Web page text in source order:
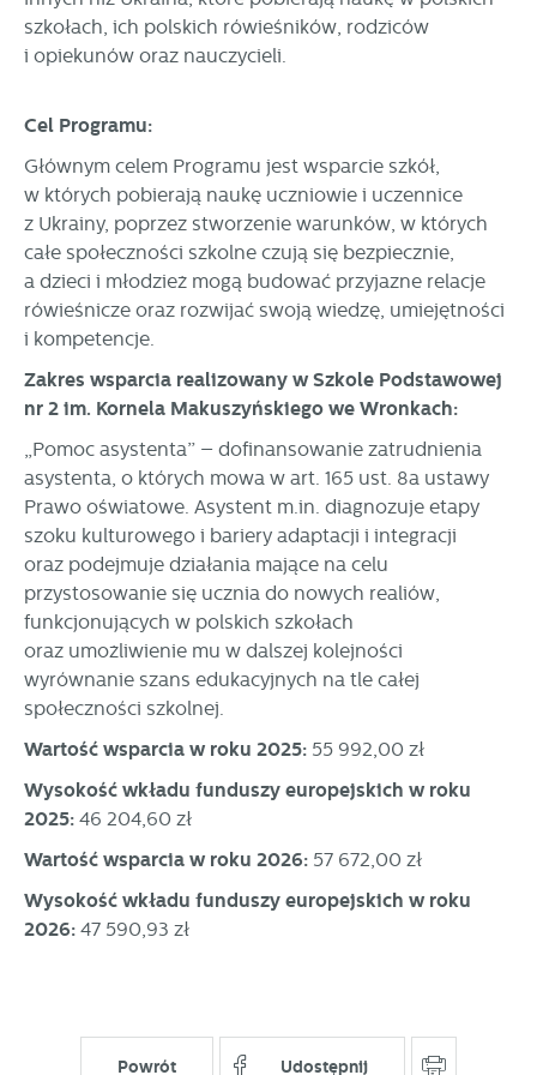
szkołach, ich polskich rówieśników, rodziców
i opiekunów oraz nauczycieli.
Cel Programu:
Głównym celem Programu jest wsparcie szkół,
w których pobierają naukę uczniowie i uczennice
z Ukrainy, poprzez stworzenie warunków, w których
całe społeczności szkolne czują się bezpiecznie,
a dzieci i młodzież mogą budować przyjazne relacje
rówieśnicze oraz rozwijać swoją wiedzę, umiejętności
i kompetencje.
Zakres wsparcia realizowany w Szkole Podstawowej
nr 2 im. Kornela Makuszyńskiego we Wronkach:
„Pomoc asystenta” – dofinansowanie zatrudnienia
asystenta, o których mowa w art. 165 ust. 8a ustawy
Prawo oświatowe. Asystent m.in. diagnozuje etapy
szoku kulturowego i bariery adaptacji i integracji
oraz podejmuje działania mające na celu
przystosowanie się ucznia do nowych realiów,
funkcjonujących w polskich szkołach
oraz umożliwienie mu w dalszej kolejności
wyrównanie szans edukacyjnych na tle całej
społeczności szkolnej.
Wartość wsparcia w roku 2025: 55 992,00 zł
Wysokość wkładu funduszy europejskich w roku
2025: 46 204,60 zł
Wartość wsparcia w roku 2026: 57 672,00 zł
Wysokość wkładu funduszy europejskich w roku
2026: 47 590,93 zł
Powrót Udostępnij
stronach podmiotów trzecich lub firm będących naszymi
partnerami oraz innych dostawców usług. Firmy te działają
w charakterze pośredników prezentujących nasze treści w